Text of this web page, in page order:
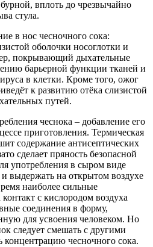
вплоть до чрезвычайно
стула.
в нос чесночного сока:
оболочки носоглотки и
покрывающий дыхательные
барьерной функции тканей и
в клетки. Кроме того, ожог
к развитию отёка слизистой
путей.
чеснока – добавление его
приготовления. Термическая
содержание антисептических
сделает пряность безопасной
употребления в сыром виде
выдержать на открытом воздухе
наиболее сильные
с кислородом воздуха
соединения в форму,
для усвоения человеком. Но
следует смешать с другими
концентрацию чесночного сока.